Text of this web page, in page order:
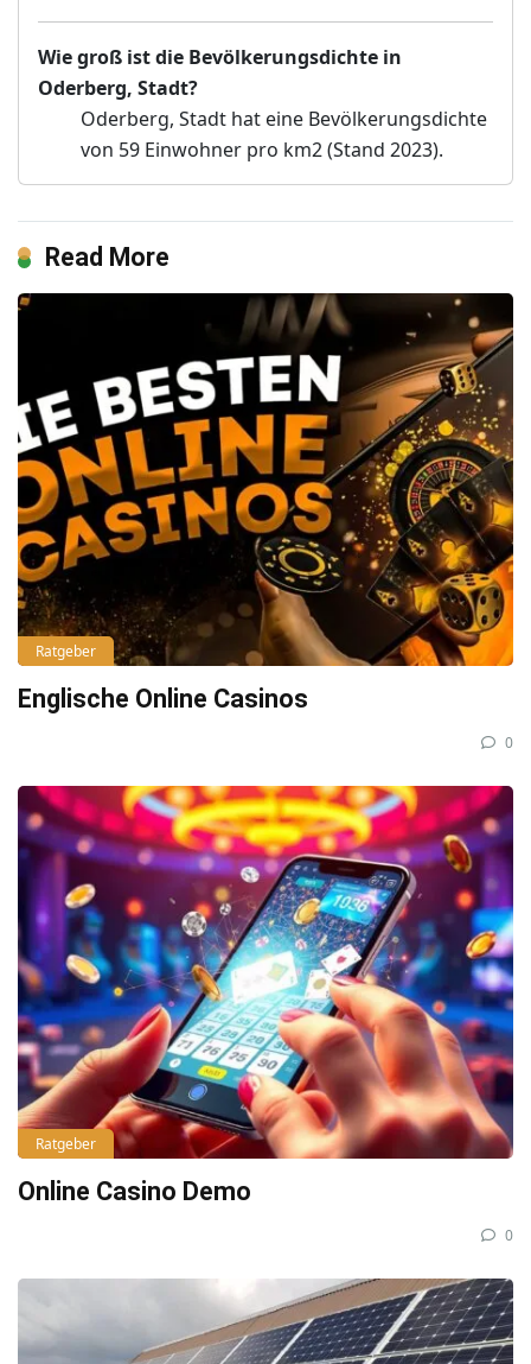
Wie groß ist die Bevölkerungsdichte in
Oderberg, Stadt?
Oderberg, Stadt hat eine Bevölkerungsdichte
von 59 Einwohner pro km2 (Stand 2023).
Read More
Ratgeber
Englische Online Casinos
0
Ratgeber
Online Casino Demo
0